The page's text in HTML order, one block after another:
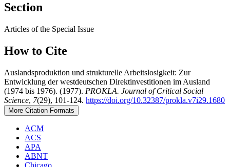
Section
Articles of the Special Issue
How to Cite
Auslandsproduktion und strukturelle Arbeitslosigkeit: Zur
Entwicklung der westdeutschen Direktinvestitionen im Ausland
(1974 bis 1976). (1977). PROKLA. Journal of Critical Social
Science, 7(29), 101-124. https://doi.org/10.32387/prokla.v7i29.1680
More Citation Formats
ACM
ACS
APA
ABNT
Chicago